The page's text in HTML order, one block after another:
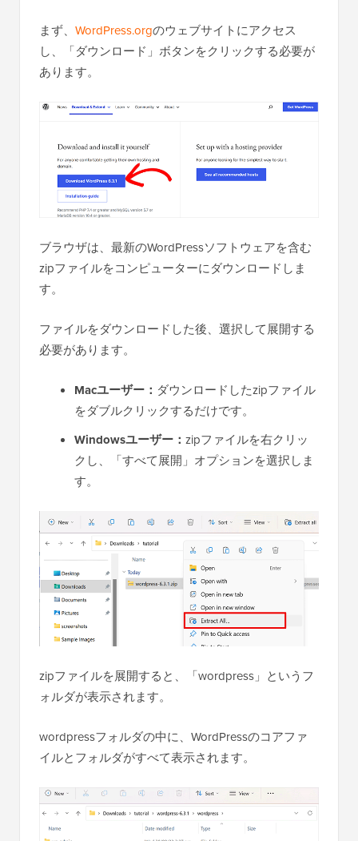
まず、 WordPress.orgのウェブサイトにアクセス
し、「ダウンロード」ボタンをクリックする必要が
あります。
ブラウザは、最新のWordPressソフトウェアを含む
zipファイルをコンピューターにダウンロードしま
す。
ファイルをダウンロードした後、選択して展開する
必要があります。
Macユーザー： ダウンロードしたzipファイル
をダブルクリックするだけです。
Windowsユーザー： zipファイルを右クリッ
クし、「すべて展開」オプションを選択しま
す。
zipファイルを展開すると、「wordpress」というフ
ォルダが表示されます。
wordpressフォルダの中に、WordPressのコアファ
イルとフォルダがすべて表示されます。